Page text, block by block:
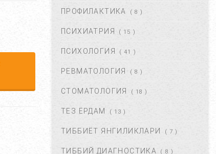
НЕГА КАТТАЛАШАДИ?...
ПОЛИАРТРИТ. ТУРЛАРИ.
ДАВОЛАШ....
БАЧАДОН МИОМАСИ,
САБАБЛАРИ, БЕЛГИЛАРИ ВА
ПРОФИЛАКТИКА ( 8 )
ПСИХИАТРИЯ ( 15 )
ПСИХОЛОГИЯ ( 41 )
РЕВМАТОЛОГИЯ ( 8 )
СТОМАТОЛОГИЯ ( 18 )
ТЕЗ ЁРДАМ ( 13 )
ТИББИЁТ ЯНГИЛИКЛАРИ ( 7 )
ТИББИЙ ДИАГНОСТИКА ( 8 )